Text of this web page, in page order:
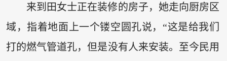
来到田女士正在装修的房子，她走向厨房区
域，指着地面上一个镂空圆孔说，“这是给我们
打的燃气管道孔，但是没有人来安装。至今民用